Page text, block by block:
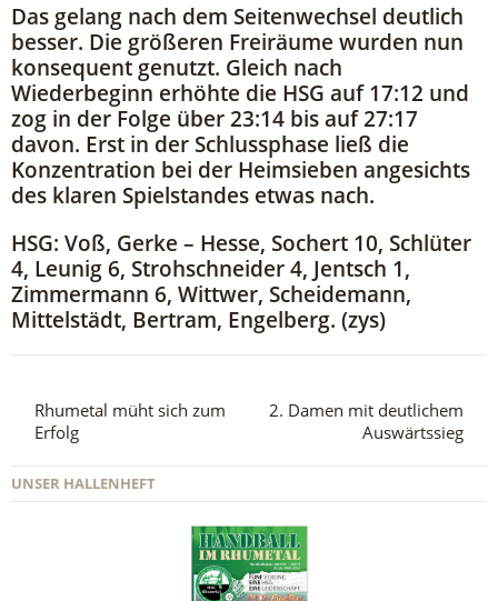
Das gelang nach dem Seitenwechsel deutlich
besser. Die größeren Freiräume wurden nun
konsequent genutzt. Gleich nach
Wiederbeginn erhöhte die HSG auf 17:12 und
zog in der Folge über 23:14 bis auf 27:17
davon. Erst in der Schlussphase ließ die
Konzentration bei der Heimsieben angesichts
des klaren Spielstandes etwas nach.
HSG: Voß, Gerke – Hesse, Sochert 10, Schlüter
4, Leunig 6, Strohschneider 4, Jentsch 1,
Zimmermann 6, Wittwer, Scheidemann,
Mittelstädt, Bertram, Engelberg. (zys)
Rhumetal müht sich zum
Erfolg
2. Damen mit deutlichem
Auswärtssieg
UNSER HALLENHEFT